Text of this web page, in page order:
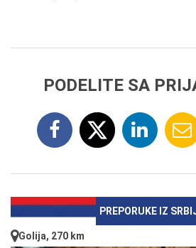
PODELITE SA
PREPORUKE IZ
Golija, 270 km